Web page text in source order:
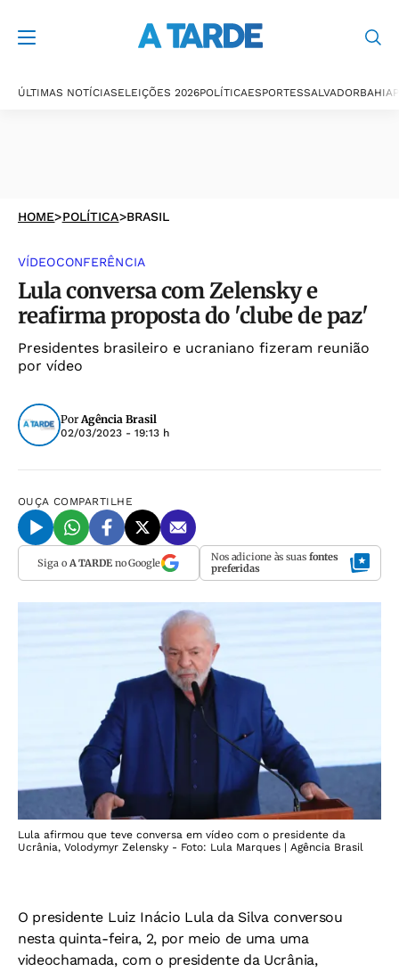
ÚLTIMAS NOTÍCIASELEIÇÕES 2026POLÍTICAESPORTESSALVADORBAHIA
HOME>POLÍTICA>BRASIL
VÍDEOCONFERÊNCIA
Lula conversa com Zelensky e
reafirma proposta do 'clube de paz'
Presidentes brasileiro e ucraniano fizeram reunião
por vídeo
PorAgência Brasil
02/03/2023 - 19:13 h
OUÇA COMPARTILHE
Siga o A TARDEno Google Nos adicione às suas fontes
preferidas
Lula afirmou que teve conversa em vídeo com o presidente da
Ucrânia, Volodymyr Zelensky - Foto: Lula Marques | Agência Brasil
O presidente Luiz Inácio Lula da Silva conversou
nesta quinta-feira, 2, por meio de uma uma
videochamada, com o presidente da Ucrânia,